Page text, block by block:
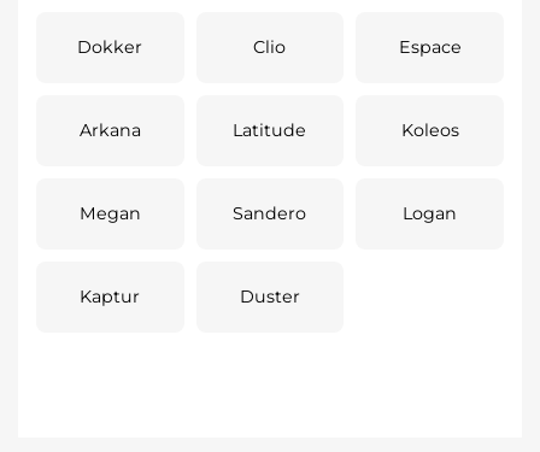
Dokker Clio Espace
Arkana Latitude Koleos
Megan Sandero Logan
Kaptur Duster